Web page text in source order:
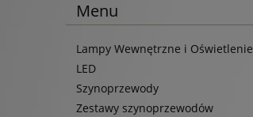
Menu
Lampy Wewnętrzne i Oświetlenie
LED
Szynoprzewody
Zestawy szynoprzewodów